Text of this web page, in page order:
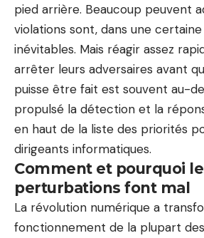
pied arrière. Beaucoup peuvent
violations sont, dans une
inévitables. Mais réagir assez
arrêter leurs adversaires avant
puisse être fait est souvent au-
propulsé la détection et la
en haut de la liste des priorités
dirigeants informatiques.
Comment et pourquoi
perturbations font mal
La révolution numérique a
fonctionnement de la plupart